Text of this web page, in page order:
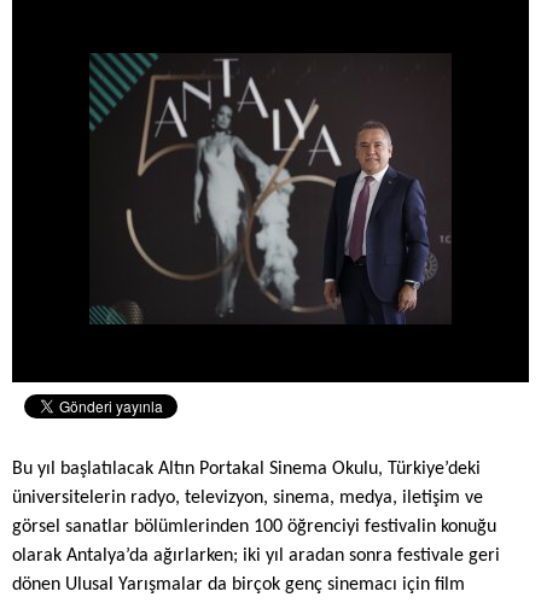
Bu yıl başlatılacak Altın Portakal Sinema Okulu, Türkiye’deki
üniversitelerin radyo, televizyon, sinema, medya, iletişim ve
görsel sanatlar bölümlerinden 100 öğrenciyi festivalin konuğu
olarak Antalya’da ağırlarken; iki yıl aradan sonra festivale geri
dönen Ulusal Yarışmalar da birçok genç sinemacı için film